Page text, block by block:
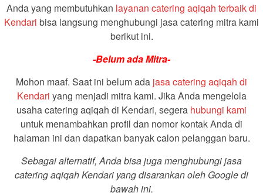
Anda yang membutuhkan layanan catering aqiqah terbaik di
Kendari bisa langsung menghubungi jasa catering mitra kami
berikut ini.
-Belum ada Mitra-
Mohon maaf. Saat ini belum ada jasa catering aqiqah di
Kendari yang menjadi mitra kami. Jika Anda mengelola
usaha catering aqiqah di Kendari, segera hubungi kami
untuk menambahkan profil dan nomor kontak Anda di
halaman ini dan dapatkan banyak calon pelanggan baru.
Sebagai alternatif, Anda bisa juga menghubungi jasa
catering aqiqah Kendari yang disarankan oleh Google di
bawah ini.